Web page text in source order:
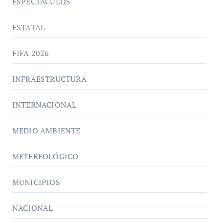
ESTATAL
FIFA 2026
INFRAESTRUCTURA
INTERNACIONAL
MEDIO AMBIENTE
METEREOLÓGICO
MUNICIPIOS
NACIONAL